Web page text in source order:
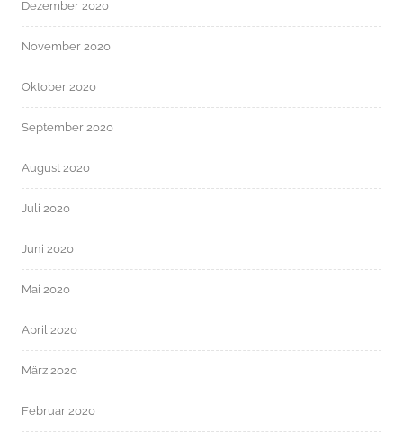
Dezember 2020
November 2020
Oktober 2020
September 2020
August 2020
Juli 2020
Juni 2020
Mai 2020
April 2020
März 2020
Februar 2020